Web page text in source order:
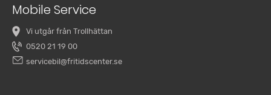
Mobile Service
Vi utgår från Trollhättan
0520 21 19 00
servicebil@fritidscenter.se